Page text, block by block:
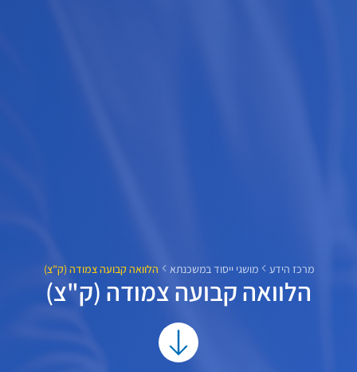
מרכז הידע מושגי ייסוד במשכנתא הלוואה קבועה צמודה (ק"צ)
הלוואה קבועה צמודה (ק"צ)